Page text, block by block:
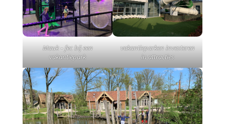
Mauk – fec bij een
vakantiepark
vakantieparken investeren
in attracties